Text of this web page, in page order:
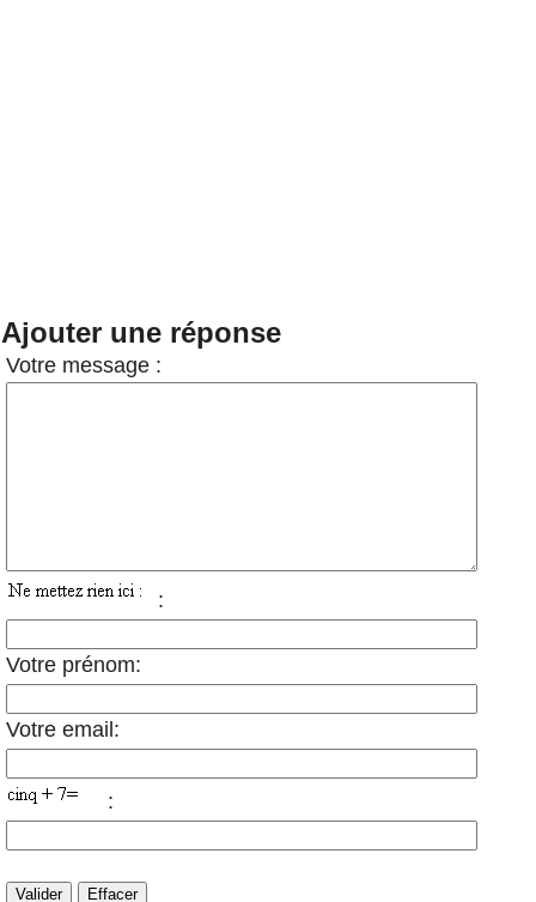
Ajouter une réponse
Votre message :
:
Votre prénom:
Votre email:
: